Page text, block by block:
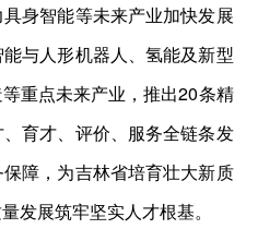
身智能等未来产业加快发展
与人形机器人、氢能及新型
重点未来产业，推出20条精
育才、评价、服务全链条发
障，为吉林省培育壮大新质
发展筑牢坚实人才根基。